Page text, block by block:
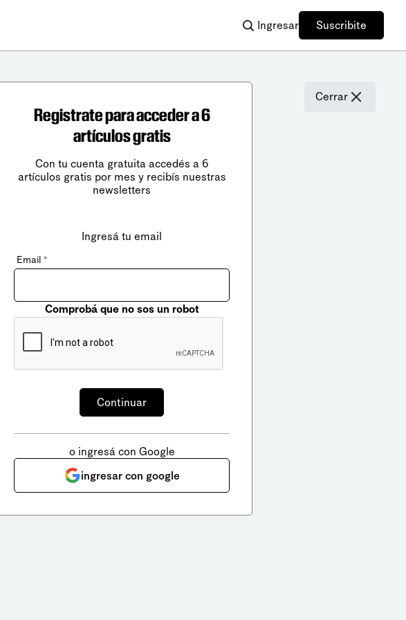
Ingresar Suscribite
Cerrar
Registrate para acceder a 6
artículos gratis
Con tu cuenta gratuita accedés a 6
artículos gratis por mes y recibís nuestras
newsletters
Ingresá tu email
Email *
Comprobá que no sos un robot
o ingresá con Google
ingresar con google